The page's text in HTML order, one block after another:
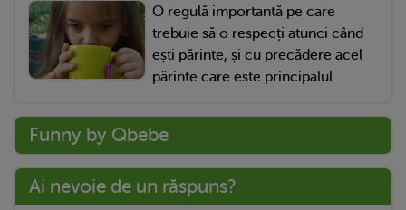
O regulă importantă pe care
trebuie să o respecți atunci când
ești părinte, și cu precădere acel
părinte care este principalul...
Funny by Qbebe
Ai nevoie de un răspuns?